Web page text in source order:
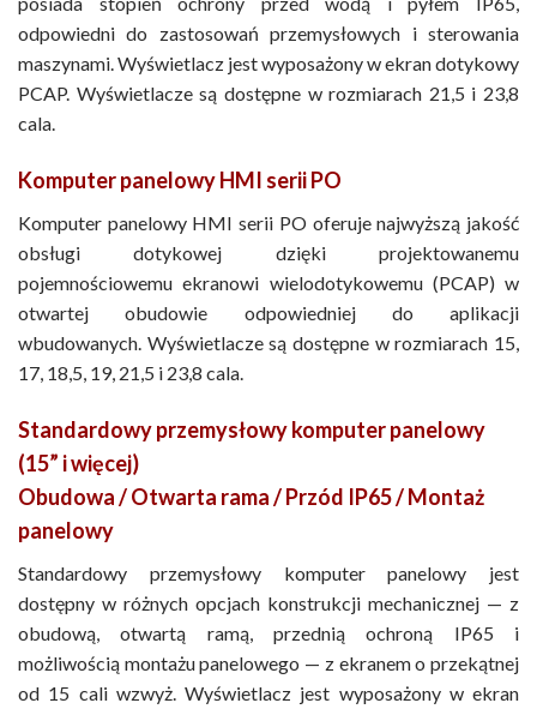
odpowiedni do zastosowań przemysłowych i sterowania
maszynami. Wyświetlacz jest wyposażony w ekran dotykowy
PCAP. Wyświetlacze są dostępne w rozmiarach 21,5 i 23,8
cala.
Komputer panelowy HMI serii PO
Komputer panelowy HMI serii PO oferuje najwyższą jakość
obsługi dotykowej dzięki projektowanemu
pojemnościowemu ekranowi wielodotykowemu (PCAP) w
otwartej obudowie odpowiedniej do aplikacji
wbudowanych. Wyświetlacze są dostępne w rozmiarach 15,
17, 18,5, 19, 21,5 i 23,8 cala.
Standardowy przemysłowy komputer panelowy
(15” i więcej)
Obudowa / Otwarta rama / Przód IP65 / Montaż
panelowy
Standardowy przemysłowy komputer panelowy jest
dostępny w różnych opcjach konstrukcji mechanicznej — z
obudową, otwartą ramą, przednią ochroną IP65 i
możliwością montażu panelowego — z ekranem o przekątnej
od 15 cali wzwyż. Wyświetlacz jest wyposażony w ekran